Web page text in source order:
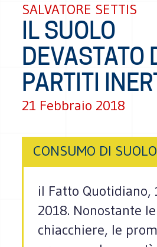
SALVATORE SETTIS
IL SUOLO
DEVASTATO
PARTITI
21 Febbraio 2018
CONSUMO DI SUOLO
il Fatto Quotidiano,
2018. Nonostante le
chiacchiere, le